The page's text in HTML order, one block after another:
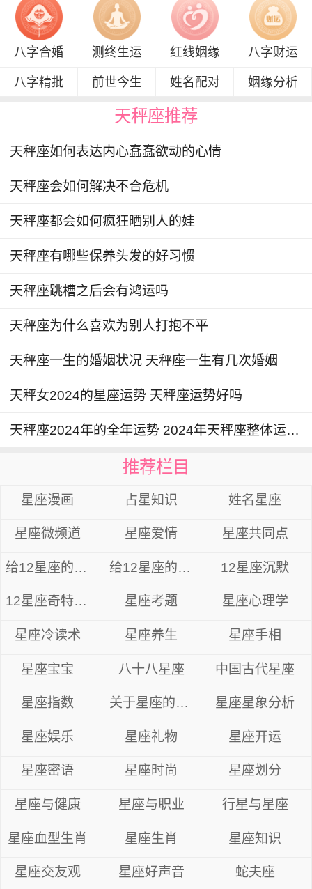
八字合婚 测终生运 红线姻缘 八字财运
八字精批 前世今生 姓名配对 姻缘分析
天秤座推荐
天秤座如何表达内心蠢蠢欲动的心情
天秤座会如何解决不合危机
天秤座都会如何疯狂晒别人的娃
天秤座有哪些保养头发的好习惯
天秤座跳槽之后会有鸿运吗
天秤座为什么喜欢为别人打抱不平
天秤座一生的婚姻状况 天秤座一生有几次婚姻
天秤女2024的星座运势 天秤座运势好吗
天秤座2024年的全年运势 2024年天秤座整体运势解析
推荐栏目
星座漫画 占星知识 姓名星座
星座微频道 星座爱情 星座共同点
给12星座的忠告 给12星座的14句心里话 12星座沉默
12星座奇特眼神 星座考题 星座心理学
星座冷读术 星座养生 星座手相
星座宝宝 八十八星座 中国古代星座
星座指数 关于星座的资料 星座星象分析
星座娱乐 星座礼物 星座开运
星座密语 星座时尚 星座划分
星座与健康 星座与职业 行星与星座
星座血型生肖 星座生肖 星座知识
星座交友观 星座好声音 蛇夫座